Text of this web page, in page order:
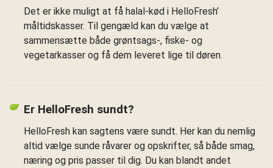
Det er ikke muligt at få halal-kød i HelloFresh’
måltidskasser. Til gengæld kan du vælge at
sammensætte både grøntsags-, fiske- og
vegetarkasser og få dem leveret lige til døren.
Er HelloFresh sundt?
HelloFresh kan sagtens være sundt. Her kan du nemlig
altid vælge sunde råvarer og opskrifter, så både smag,
næring og pris passer til dig. Du kan blandt andet